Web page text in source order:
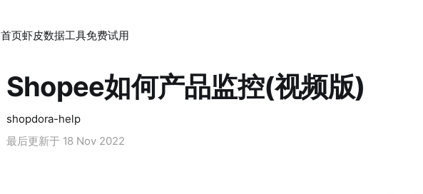
首页虾皮数据工具免费试用
Shopee如何产品监控(视频版)
shopdora-help
最后更新于 18 Nov 2022